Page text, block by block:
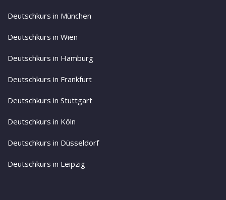
Deutschkurs in München
Deutschkurs in Wien
Deutschkurs in Hamburg
Deutschkurs in Frankfurt
Deutschkurs in Stuttgart
Deutschkurs in Köln
Deutschkurs in Düsseldorf
Deutschkurs in Leipzig